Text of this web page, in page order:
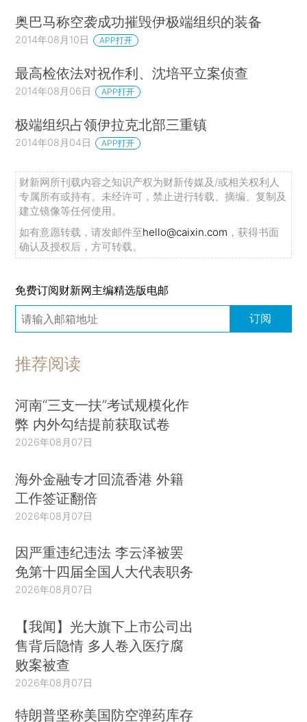
奥巴马称空袭成功摧毁伊极端组织的装备
2014年08月10日 APP打开
最高检依法对祝作利、沈培平立案侦查
2014年08月06日 APP打开
极端组织占领伊拉克北部三重镇
2014年08月04日 APP打开
财新网所刊载内容之知识产权为财新传媒及/或相关权利人
专属所有或持有。未经许可，禁止进行转载、摘编、复制及
建立镜像等任何使用。
如有意愿转载，请发邮件至hello@caixin.com ，获得书面
确认及授权后，方可转载。
免费订阅财新网主编精选版电邮
订阅
推荐阅读
河南“三支一扶”考试规模化作
弊 内外勾结提前获取试卷
2026年08月07日
海外金融专才回流香港 外籍
工作签证翻倍
2026年08月07日
因严重违纪违法 李云泽被罢
免第十四届全国人大代表职务
2026年08月07日
【我闻】光大旗下上市公司出
售背后隐情 多人卷入医疗腐
败案被查
2026年08月07日
特朗普坚称美国防空弹药库存